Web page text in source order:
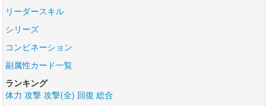
リーダースキル
シリーズ
コンビネーション
副属性カード一覧
ランキング
体力 攻撃 攻撃(全) 回復 総合